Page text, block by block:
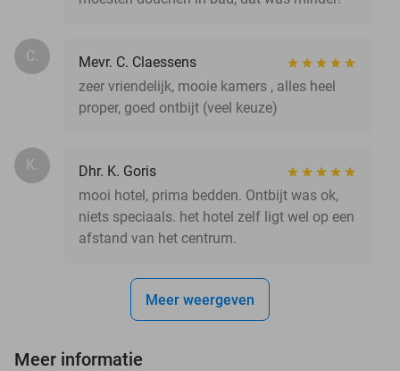
C.
Mevr. C. Claessens
zeer vriendelijk, mooie kamers , alles heel
proper, goed ontbijt (veel keuze)
K.
Dhr. K. Goris
mooi hotel, prima bedden. Ontbijt was ok,
niets speciaals. het hotel zelf ligt wel op een
afstand van het centrum.
Meer weergeven
Meer informatie